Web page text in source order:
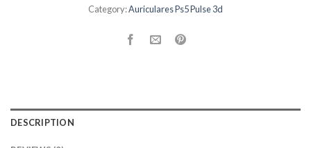
Category:Auriculares Ps5 Pulse 3d
DESCRIPTION